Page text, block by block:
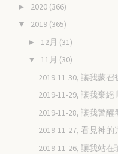
► 2020 (366)
▼ 2019 (365)
► 12月 (31)
▼ 11月 (30)
2019-11-30, 讓我蒙
2019-11-29, 讓我棄
2019-11-28, 讓我警
2019-11-27, 看見神
2019-11-26, 讓我站